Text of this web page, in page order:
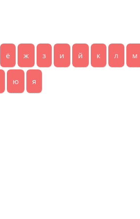
ё ж з и й к л м
ю я